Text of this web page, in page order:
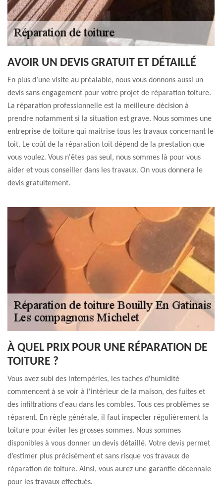
AVOIR UN DEVIS GRATUIT ET DÉTAILLÉ
En plus d’une visite au préalable, nous vous donnons aussi un
devis sans engagement pour votre projet de réparation toiture.
La réparation professionnelle est la meilleure décision à
prendre notamment si la situation est grave. Nous sommes une
entreprise de toiture qui maitrise tous les travaux concernant le
toit. Le coût de la réparation toit dépend de la prestation que
vous voulez. Vous n'êtes pas seul, nous sommes là pour vous
aider et vous conseiller dans les travaux. On vous donnera le
devis gratuitement.
À QUEL PRIX POUR UNE RÉPARATION DE
TOITURE ?
Vous avez subi des intempéries, les taches d'humidité
commencent à se voir à l'intérieur de la maison, des fuites et
des infiltrations d'eau dans les combles. Tous ces problèmes se
réparent. En règle générale, il faut inspecter régulièrement la
toiture pour éviter les grosses sommes. Nous sommes
disponibles à vous donner un devis détaillé. Votre devis permet
d’estimer plus précisément et sans risque vos travaux de
réparation de toiture. Ainsi, vous aurez une garantie décennale
pour les travaux effectués.